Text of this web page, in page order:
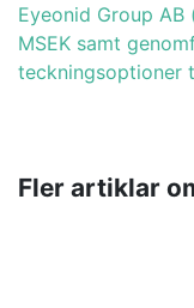
Eyeonid Group
MSEK samt
teckningsoptioner
Fler artiklar